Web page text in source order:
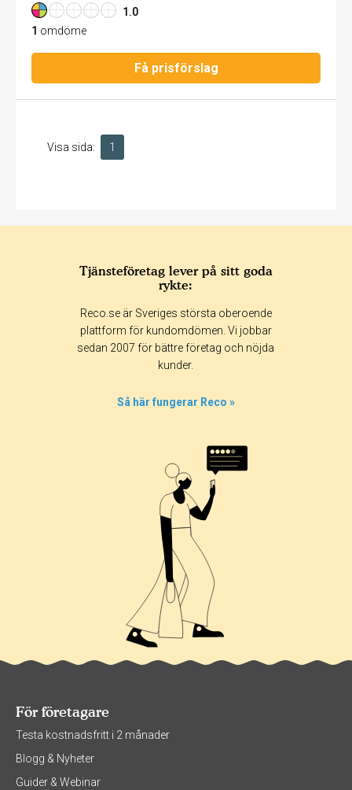
1.0
1 omdöme
Få prisförslag
Visa sida: 1
Tjänsteföretag lever på sitt goda
rykte:
Reco.se är Sveriges största oberoende
plattform för kundomdömen. Vi jobbar
sedan 2007 för bättre företag och nöjda
kunder.
Så här fungerar Reco »
För företagare
Testa kostnadsfritt i 2 månader
Blogg & Nyheter
Guider & Webinar